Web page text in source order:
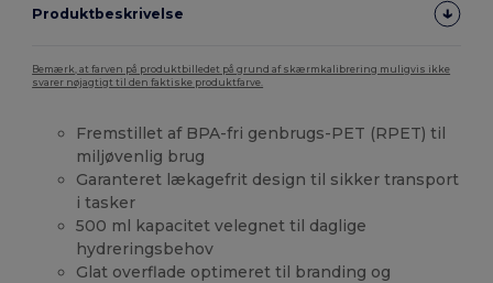
Produktbeskrivelse
Bemærk, at farven på produktbilledet på grund af skærmkalibrering muligvis ikke
svarer nøjagtigt til den faktiske produktfarve.
Fremstillet af BPA-fri genbrugs-PET (RPET) til
miljøvenlig brug
Garanteret lækagefrit design til sikker transport
i tasker
500 ml kapacitet velegnet til daglige
hydreringsbehov
Glat overflade optimeret til branding og